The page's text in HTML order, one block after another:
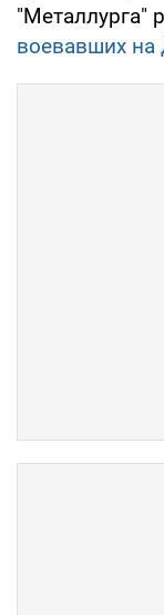
"Металлурга"
воевавших на